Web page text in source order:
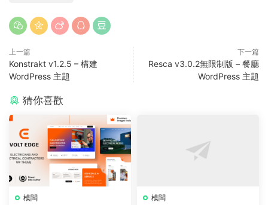
上一篇
Konstrakt v1.2.5 – 構建
WordPress 主題
下一篇
Resca v3.0.2無限制版 – 餐廳
WordPress 主題
猜你喜歡
模闆 模闆